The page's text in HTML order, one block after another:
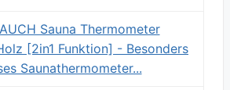
Sauna Thermometer
[2in1 Funktion] - Besonders
Saunathermometer...